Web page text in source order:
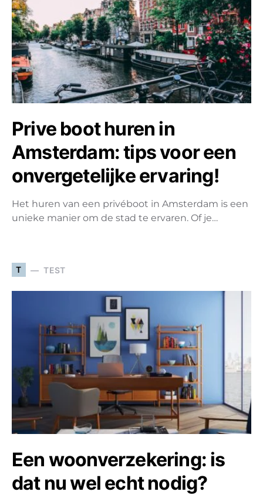
Prive boot huren in
Amsterdam: tips voor een
onvergetelijke ervaring!
Het huren van een privéboot in Amsterdam is een
unieke manier om de stad te ervaren. Of je…
T TEST
Een woonverzekering: is
dat nu wel echt nodig?